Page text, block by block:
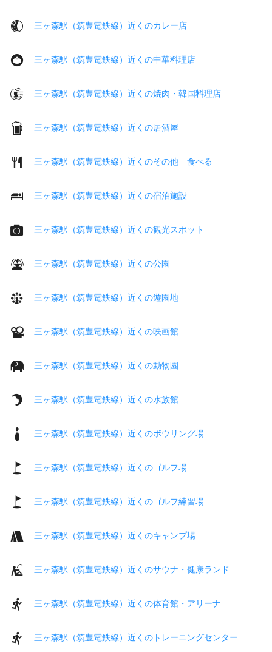
三ヶ森駅（筑豊電鉄線）近くのカレー店
三ヶ森駅（筑豊電鉄線）近くの中華料理店
三ヶ森駅（筑豊電鉄線）近くの焼肉・韓国料理店
三ヶ森駅（筑豊電鉄線）近くの居酒屋
三ヶ森駅（筑豊電鉄線）近くのその他 食べる
三ヶ森駅（筑豊電鉄線）近くの宿泊施設
三ヶ森駅（筑豊電鉄線）近くの観光スポット
三ヶ森駅（筑豊電鉄線）近くの公園
三ヶ森駅（筑豊電鉄線）近くの遊園地
三ヶ森駅（筑豊電鉄線）近くの映画館
三ヶ森駅（筑豊電鉄線）近くの動物園
三ヶ森駅（筑豊電鉄線）近くの水族館
三ヶ森駅（筑豊電鉄線）近くのボウリング場
三ヶ森駅（筑豊電鉄線）近くのゴルフ場
三ヶ森駅（筑豊電鉄線）近くのゴルフ練習場
三ヶ森駅（筑豊電鉄線）近くのキャンプ場
三ヶ森駅（筑豊電鉄線）近くのサウナ・健康ランド
三ヶ森駅（筑豊電鉄線）近くの体育館・アリーナ
三ヶ森駅（筑豊電鉄線）近くのトレーニングセンター